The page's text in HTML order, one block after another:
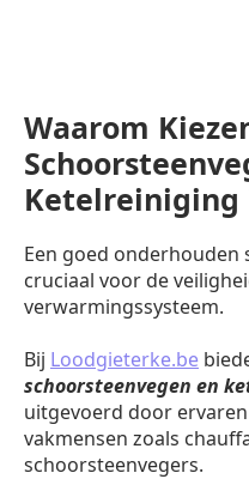
Waarom
Ketelreiniging
Een goed onderhouden
cruciaal voor de
verwarmingssysteem.
Bij Loodgieterke.be
schoorsteenvegen en
uitgevoerd door
vakmensen zoals
schoorsteenvegers.